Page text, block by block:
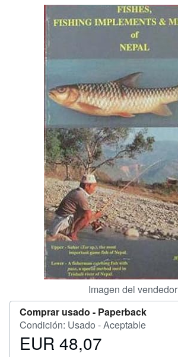
Colecciones
Libros antiguos
Arte y coleccionismo
Comenzar a vender
CERRAR
Imagen del vendedor
Comprar usado - Paperback
Condición: Usado - Aceptable
Precio
EUR 48,07